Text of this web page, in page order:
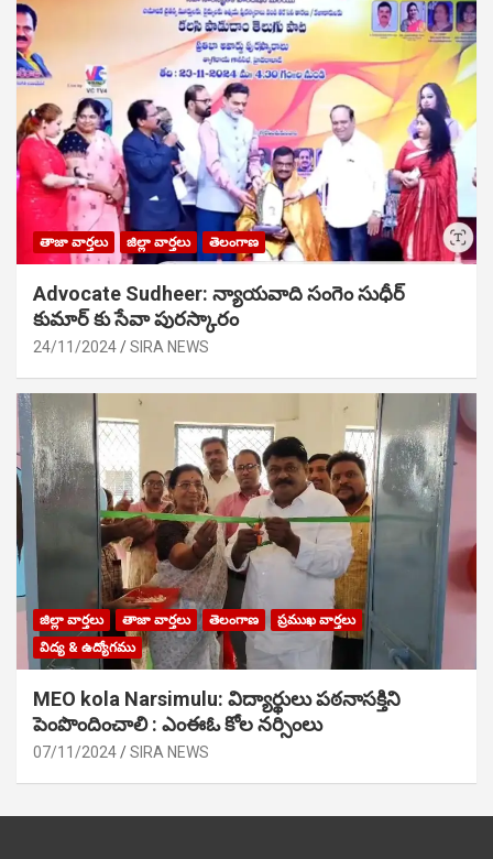
తాజా వార్తలు జిల్లా వార్తలు తెలంగాణ
Advocate Sudheer: న్యాయవాది సంగెం సుధీర్
కుమార్ కు సేవా పురస్కారం
24/11/2024 SIRA NEWS
జిల్లా వార్తలు తాజా వార్తలు తెలంగాణ
ప్రముఖ వార్తలు
విద్య & ఉద్యోగము
MEO kola Narsimulu: విద్యార్థులు పఠ‌నాసక్తిని
పెంపొందించాలి : ఎంఈఓ కోల నర్సింలు
07/11/2024 SIRA NEWS